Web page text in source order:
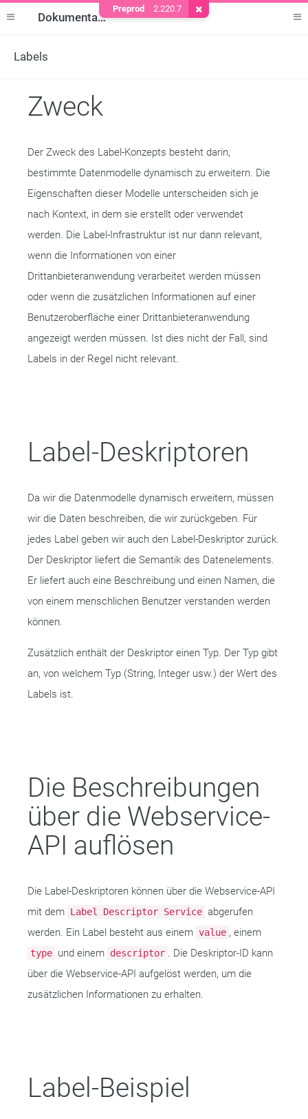
Dokumentation
Labels
Zweck
Der Zweck des Label-Konzepts besteht darin,
bestimmte Datenmodelle dynamisch zu erweitern. Die
Eigenschaften dieser Modelle unterscheiden sich je
nach Kontext, in dem sie erstellt oder verwendet
werden. Die Label-Infrastruktur ist nur dann relevant,
wenn die Informationen von einer
Drittanbieteranwendung verarbeitet werden müssen
oder wenn die zusätzlichen Informationen auf einer
Benutzeroberfläche einer Drittanbieteranwendung
angezeigt werden müssen. Ist dies nicht der Fall, sind
Labels in der Regel nicht relevant.
Label-Deskriptoren
Da wir die Datenmodelle dynamisch erweitern, müssen
wir die Daten beschreiben, die wir zurückgeben. Für
jedes Label geben wir auch den Label-Deskriptor zurück.
Der Deskriptor liefert die Semantik des Datenelements.
Er liefert auch eine Beschreibung und einen Namen, die
von einem menschlichen Benutzer verstanden werden
können.
Zusätzlich enthält der Deskriptor einen Typ. Der Typ gibt
an, von welchem Typ (String, Integer usw.) der Wert des
Labels ist.
Die Beschreibungen
über die Webservice-
API auflösen
Die Label-Deskriptoren können über die Webservice-API
mit dem Label Descriptor Service abgerufen
werden. Ein Label besteht aus einem value , einem
type und einem descriptor . Die Deskriptor-ID kann
über die Webservice-API aufgelöst werden, um die
zusätzlichen Informationen zu erhalten.
Label-Beispiel
Preprod 2.220.7 Cookie entfernen